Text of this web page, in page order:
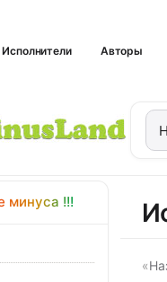
Исполнители Авторы
минуса !!!
«